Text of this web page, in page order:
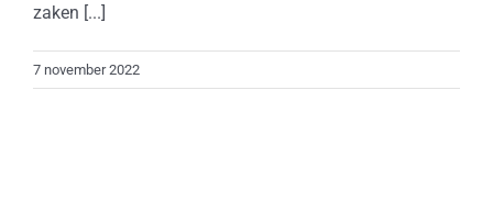
zaken [...]
7 november 2022